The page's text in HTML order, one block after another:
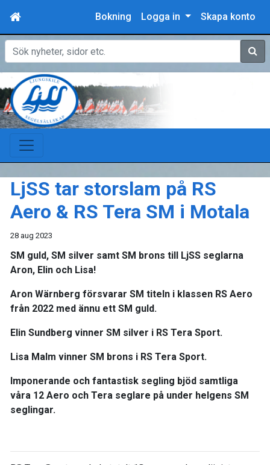
Bokning Logga in Skapa konto
Sök
LjSS tar storslam på RS
Aero & RS Tera SM i Motala
28 aug 2023
SM guld, SM silver samt SM brons till LjSS seglarna
Aron, Elin och Lisa!
Aron Wärnberg försvarar SM titeln i klassen RS Aero
från 2022 med ännu ett SM guld.
Elin Sundberg vinner SM silver i RS Tera Sport.
Lisa Malm vinner SM brons i RS Tera Sport.
Imponerande och fantastisk segling bjöd samtliga
våra 12 Aero och Tera seglare på under helgens SM
seglingar.